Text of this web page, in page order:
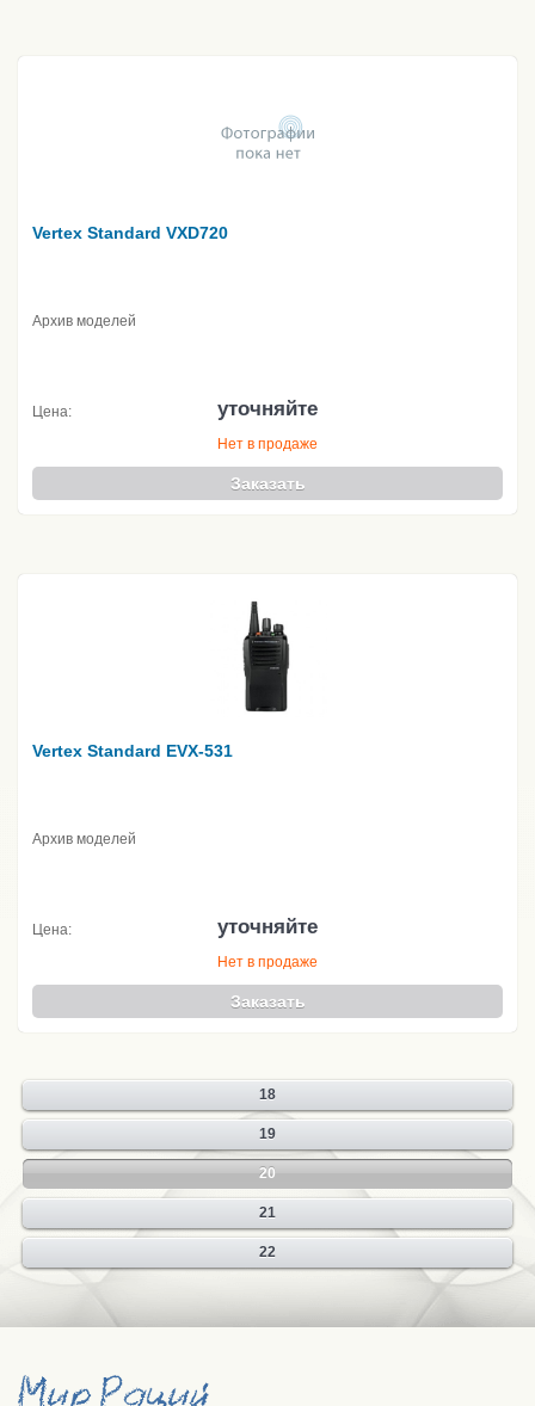
Vertex Standard VXD720
Архив моделей
Цена: уточняйте
Нет в продаже
Заказать
Vertex Standard EVX-531
Архив моделей
Цена: уточняйте
Нет в продаже
Заказать
18
19
20
21
22